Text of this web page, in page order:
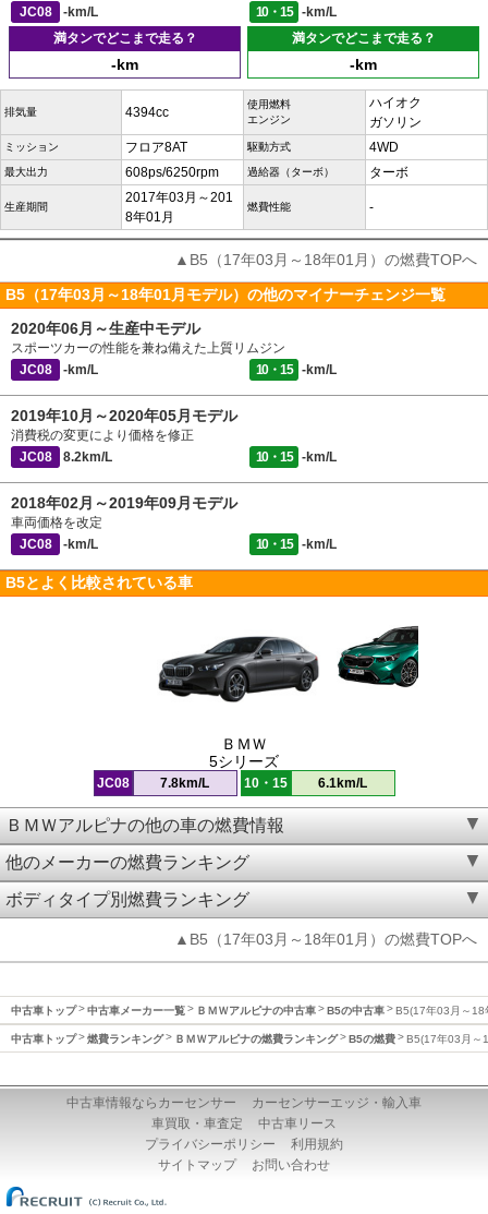
JC08
-km/L 10・15
-km/L
満タンでどこまで走る？
-km
満タンでどこまで走る？
-km
排気量 4394cc
使用燃料
エンジン
ハイオク
ガソリン
ミッション フロア8AT 駆動方式 4WD
最大出力 608ps/6250rpm 過給器（ターボ） ターボ
生産期間
2017年03月～201
8年01月
燃費性能 -
▲B5（17年03月～18年01月）の燃費TOPへ
B5（17年03月～18年01月モデル）の他のマイナーチェンジ一覧
2020年06月～生産中モデル
スポーツカーの性能を兼ね備えた上質リムジン
JC08
-km/L 10・15 -km/L
2019年10月～2020年05月モデル
消費税の変更により価格を修正
JC08
8.2km/L 10・15 -km/L
2018年02月～2019年09月モデル
車両価格を改定
JC08
-km/L 10・15 -km/L
B5とよく比較されている車
ＢＭＷ
5シリーズ
JC08 7.8km/L 10・15 6.1km/L
ＢＭＷアルピナの他の車の燃費情報
他のメーカーの燃費ランキング
ボディタイプ別燃費ランキング
▲B5（17年03月～18年01月）の燃費TOPへ
中古車トップ 中古車メーカー一覧 ＢＭＷアルピナの中古車 B5の中古車 B5(17年03月～18
中古車トップ 燃費ランキング ＢＭＷアルピナの燃費ランキング B5の燃費 B5(17年03月～
中古車情報ならカーセンサー
カーセンサーエッジ・輸入車
車買取・車査定
中古車リース
プライバシーポリシー
利用規約
サイトマップ
お問い合わせ